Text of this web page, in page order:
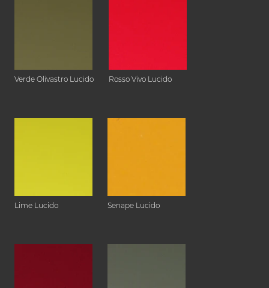
Verde Olivastro Lucido Rosso Vivo Lucido
Lime Lucido Senape Lucido